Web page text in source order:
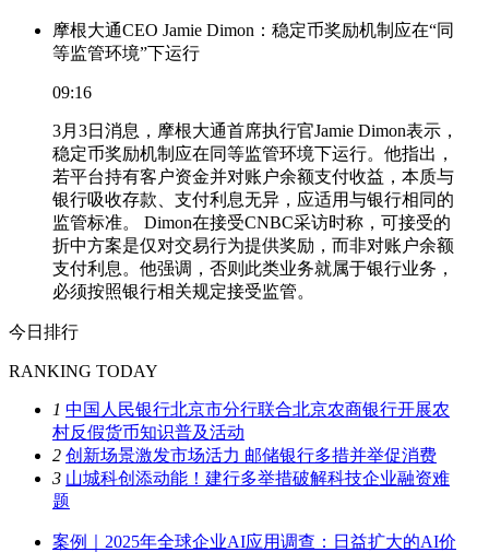
摩根大通CEO Jamie Dimon：稳定币奖励机制应在“同
等监管环境”下运行
09:16
3月3日消息，摩根大通首席执行官Jamie Dimon表示，
稳定币奖励机制应在同等监管环境下运行。他指出，
若平台持有客户资金并对账户余额支付收益，本质与
银行吸收存款、支付利息无异，应适用与银行相同的
监管标准。 Dimon在接受CNBC采访时称，可接受的
折中方案是仅对交易行为提供奖励，而非对账户余额
支付利息。他强调，否则此类业务就属于银行业务，
必须按照银行相关规定接受监管。
今日排行
RANKING TODAY
1 中国人民银行北京市分行联合北京农商银行开展农
村反假货币知识普及活动
2 创新场景激发市场活力 邮储银行多措并举促消费
3 山城科创添动能！建行多举措破解科技企业融资难
题
案例｜2025年全球企业AI应用调查：日益扩大的AI价